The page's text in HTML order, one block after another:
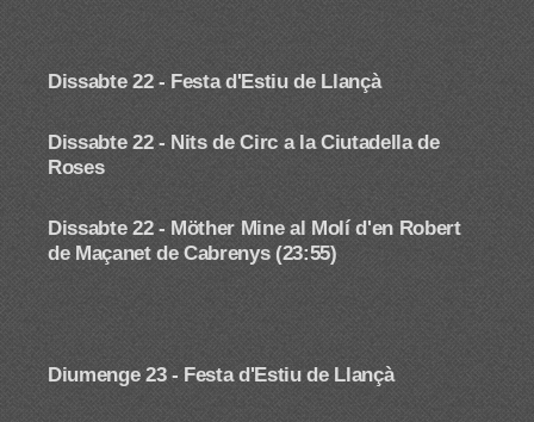
Dissabte 22 - Festa d'Estiu de Llançà
Dissabte 22 - Nits de Circ a la Ciutadella de
Roses
Dissabte 22 - Möther Mine al Molí d'en Robert
de Maçanet de Cabrenys (23:55)
Diumenge 23 - Festa d'Estiu de Llançà